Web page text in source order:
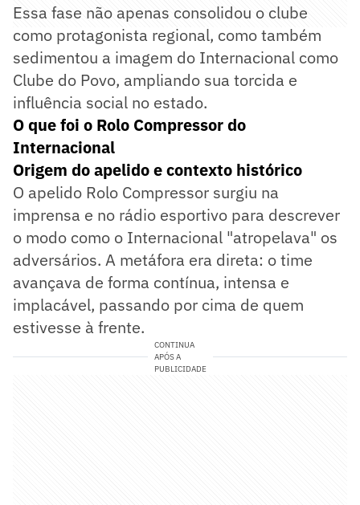
Essa fase não apenas consolidou o clube
como protagonista regional, como também
sedimentou a imagem do Internacional como
Clube do Povo, ampliando sua torcida e
influência social no estado.
O que foi o Rolo Compressor do
Internacional
Origem do apelido e contexto histórico
O apelido Rolo Compressor surgiu na
imprensa e no rádio esportivo para descrever
o modo como o Internacional "atropelava" os
adversários. A metáfora era direta: o time
avançava de forma contínua, intensa e
implacável, passando por cima de quem
estivesse à frente.
CONTINUA
APÓS A
PUBLICIDADE